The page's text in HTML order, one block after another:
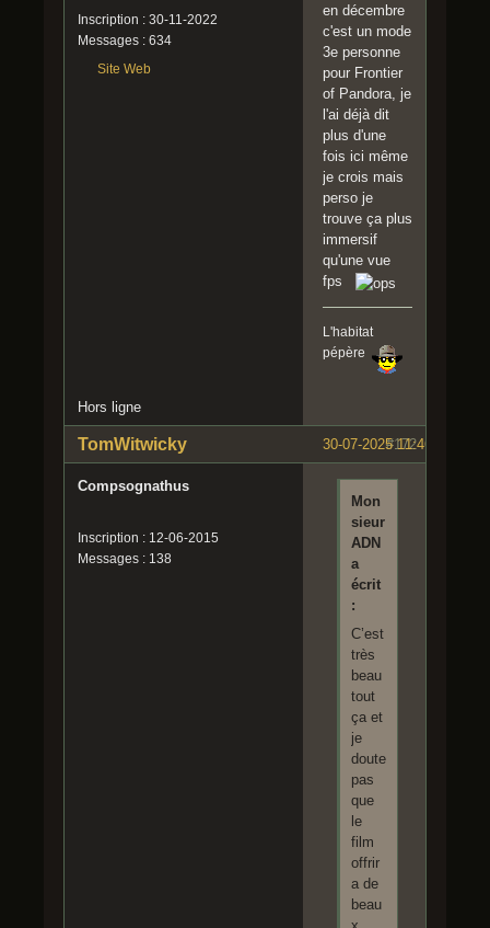
Inscription : 30-11-2022
Messages : 634
Site Web
en décembre
c'est un mode
3e personne
pour Frontier
of Pandora, je
l'ai déjà dit
plus d'une
fois ici même
je crois mais
perso je
trouve ça plus
immersif
qu'une vue
fps
L'habitat
pépère
Hors ligne
#172
30-07-2025 11:46:21
TomWitwicky
Compsognathus
Inscription : 12-06-2015
Messages : 138
Mon
sieur
ADN
a
écrit
:
C’est
très
beau
tout
ça et
je
doute
pas
que
le
film
offrir
a de
beau